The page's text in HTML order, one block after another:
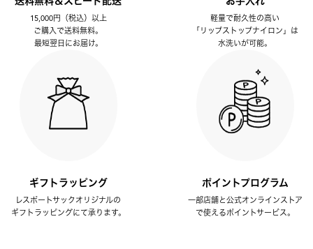
15,000円（税込）以上
ご購入で送料無料。
最短翌日にお届け。
軽量で耐久性の高い
「リップストップナイロン」は
水洗いが可能。
ギフトラッピング
レスポートサックオリジナルの
ギフトラッピングにて承ります。
ポイントプログラム
一部店舗と公式オンラインストア
で使えるポイントサービス。